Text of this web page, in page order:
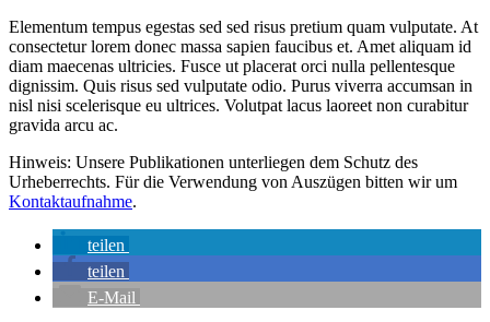
Elementum tempus egestas sed sed risus pretium quam vulputate. At
consectetur lorem donec massa sapien faucibus et. Amet aliquam id
diam maecenas ultricies. Fusce ut placerat orci nulla pellentesque
dignissim. Quis risus sed vulputate odio. Purus viverra accumsan in
nisl nisi scelerisque eu ultrices. Volutpat lacus laoreet non curabitur
gravida arcu ac.
Hinweis: Unsere Publikationen unterliegen dem Schutz des
Urheberrechts. Für die Verwendung von Auszügen bitten wir um
Kontaktaufnahme.
teilen
teilen
E-Mail